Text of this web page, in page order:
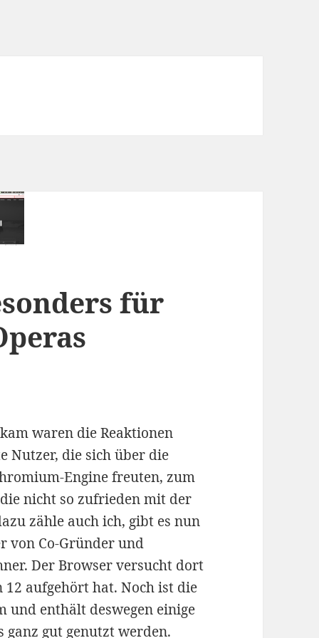
für
waren die Reaktionen
Nutzer, die sich über die
Engine freuten, zum
nicht so zufrieden mit der
zähle auch ich, gibt es nun
von Co-Gründer und
Der Browser versucht dort
aufgehört hat. Noch ist die
und enthält deswegen einige
ganz gut genutzt werden.